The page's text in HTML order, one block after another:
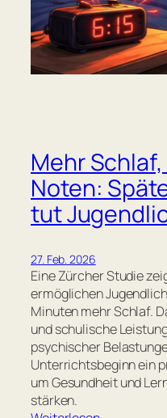
Mehr
Noten:
tut
27. Feb. 2026
Eine Zürcher Studie
ermöglichen
Minuten mehr Schlaf.
und schulische
psychischer
Unterrichtsbeginn ein
um Gesundheit und
stärken.